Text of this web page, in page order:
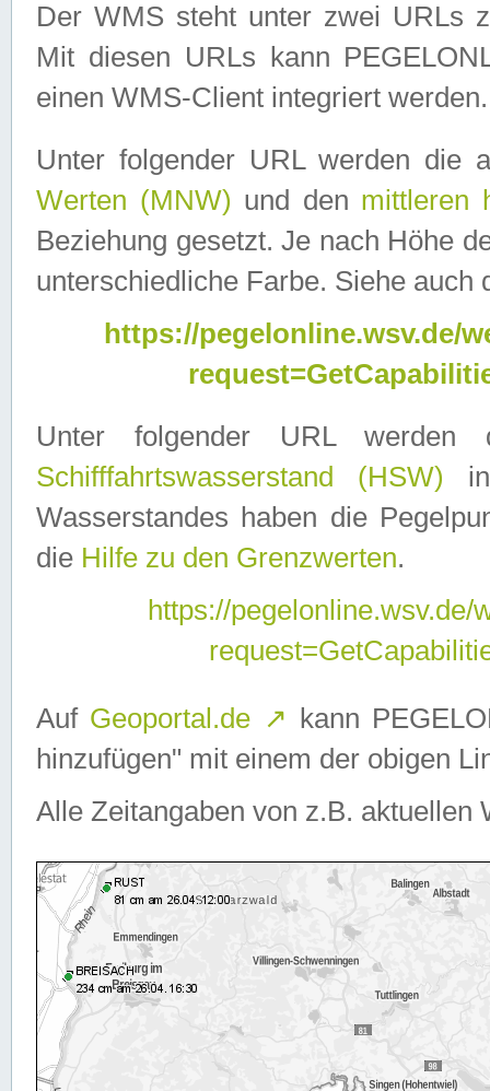
Der WMS steht unter zwei URLs
Mit diesen URLs kann
einen WMS-Client integriert werden.
Unter folgender URL werden die
Werten (MNW) und den mittleren
Beziehung gesetzt. Je nach Höhe
unterschiedliche Farbe. Siehe auch
https://pegelonline.wsv.de/
Unter folgender URL
Schifffahrtswasserstand (HSW)
Wasserstandes haben die
die Hilfe zu den Grenzwerten.
https://
Auf Geoportal.de ↗ kann
hinzufügen" mit einem der obigen
Alle Zeitangaben von z.B. aktuellen